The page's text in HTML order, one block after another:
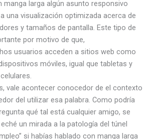
larga algún asunto responsivo
una visualización optimizada acerca de
y tamaños de pantalla. Este tipo de
por motivo de que,
usuarios acceden a sitios web como
móviles, igual que tabletas y
vale acontecer conocedor de el contexto
del utilizar esa palabra. Como podrí­a
qué tal está cualquier amigo, se
eché un mirada a la patologí­a del túnel
si habías hablado con manga larga